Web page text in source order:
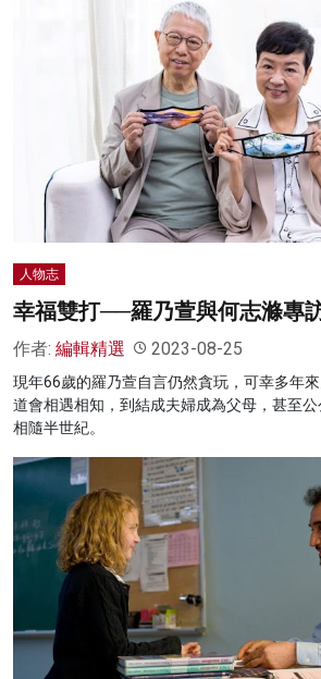
人物志
幸福雙打──羅乃萱與何志滌專
作者: 編輯精選 2023-08-25
現年66歲的羅乃萱自言仍然貪玩，可幸多年
道會相遇相知，到結成夫婦成為父母，甚至
相隨半世紀。